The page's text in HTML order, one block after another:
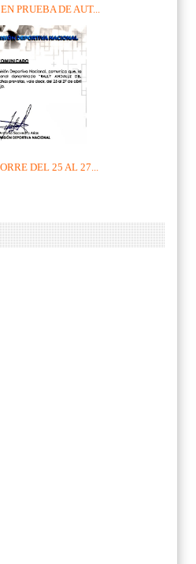
PRUEBA DE AUT...
DEL 25 AL 27...